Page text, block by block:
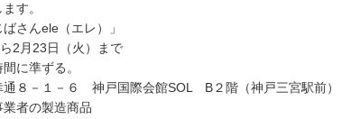
す。
さんele（エレ）」
⽉23⽇（火）まで
準ずる。
－１－６ 神戸国際会館SOL B２階（神戸三宮駅前）
者の製造商品